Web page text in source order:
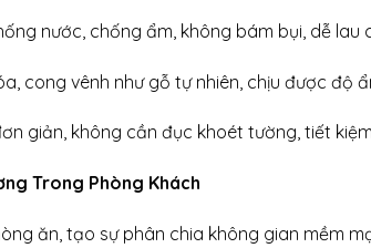
nước, chống ẩm, không bám bụi, dễ lau
cong vênh như gỗ tự nhiên, chịu được độ
giản, không cần đục khoét tường, tiết
Trong Phòng Khách
ăn, tạo sự phân chia không gian mềm